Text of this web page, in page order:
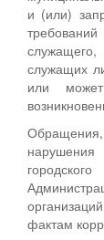
и (или)
служащих
или
фактам